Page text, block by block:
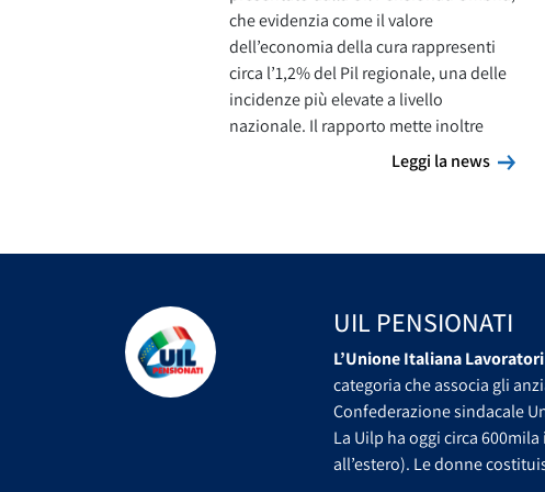
che evidenzia come il valore
dell’economia della cura rappresenti
circa l’1,2% del Pil regionale, una delle
incidenze più elevate a livello
nazionale. Il rapporto mette inoltre
Leggi la news
UIL PENSIONATI
L’Unione Italiana
categoria che associa gli
Confederazione sindacale
La Uilp ha oggi circa
all’estero). Le donne